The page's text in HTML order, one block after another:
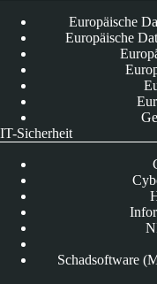
Europäische
Europäische
IT-Sicherheit
Schadsoftware